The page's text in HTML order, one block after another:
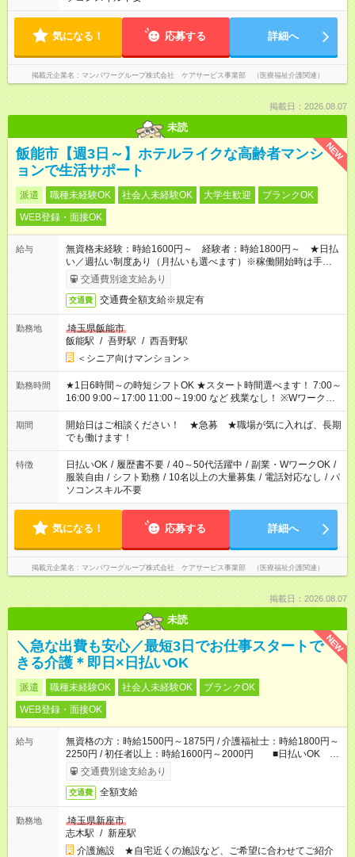
気になる！ 応募する 詳細へ
掲載元企業名 マンパワーグループ株式会社 ケアサービス事業部 （医療福祉介護関連）
掲載日：2026.08.07
未読
NEW
飯能市【週3日～】ホテルライクな高齢者マンシ
ョンで生活サポート
派遣 職種未経験OK 社会人未経験OK 大学生歓迎
ブランクOK
WEB登録・面接OK
給与
無資格未経験：時給1600円～ 経験者：時給1800円～ ★日払
い／週払い制度あり（月払いも選べます）※稼働開始時は手続き
完了次第のお支払いとなります。
交通費別途支給あり
交通費 交通費全額支給※規定有
勤務地
埼玉県飯能市
飯能駅 / 吾野駅 / 西吾野駅
＜シニア向けマンション＞
勤務時間
★1日6時間～の時短シフトOK ★スタート時間選べます！ 7:00～
16:00 9:00～17:00 11:00～19:00 など 残業なし！ ※Wワークの
場合、他のお仕事と合わせ週40時間超の就業はご案内できませ
ん ※法令に基づき、週20時間以上勤務は社会保険への加入対象
となります ※労働者派遣法（日雇い派遣の原則禁止）により、
短時間・短期間の就業はご案内が難しい場合があります
期間
開始日はご相談ください！ ★急募 ★職場が気に入れば、長期
でも働けます！
特徴 日払いOK / 履歴書不要 / 40～50代活躍中 / 副業・WワークOK /
服装自由 / シフト勤務 / 10名以上の大量募集 / 電話対応なし / パ
ソコンスキル不要
気になる！ 応募する 詳細へ
掲載元企業名 マンパワーグループ株式会社 ケアサービス事業部 （医療福祉介護関連）
掲載日：2026.08.07
未読
NEW
＼急な出費も安心／最短3日でお仕事スタートで
きる介護＊即日×日払いOK
派遣 職種未経験OK 社会人未経験OK
ブランクOK
WEB登録・面接OK
給与
無資格の方：時給1500円～1875円 / 介護福祉士：時給1800円～
2250円 / 初任者以上：時給1600円～2000円 ■日払いOK ■
日収例：1万2000円（時給1500円×8h）
交通費別途支給あり
交通費 全額支給
勤務地
埼玉県新座市
志木駅 / 新座駅
介護施設 ★自宅近くの施設など、ご希望に合わせてご紹介